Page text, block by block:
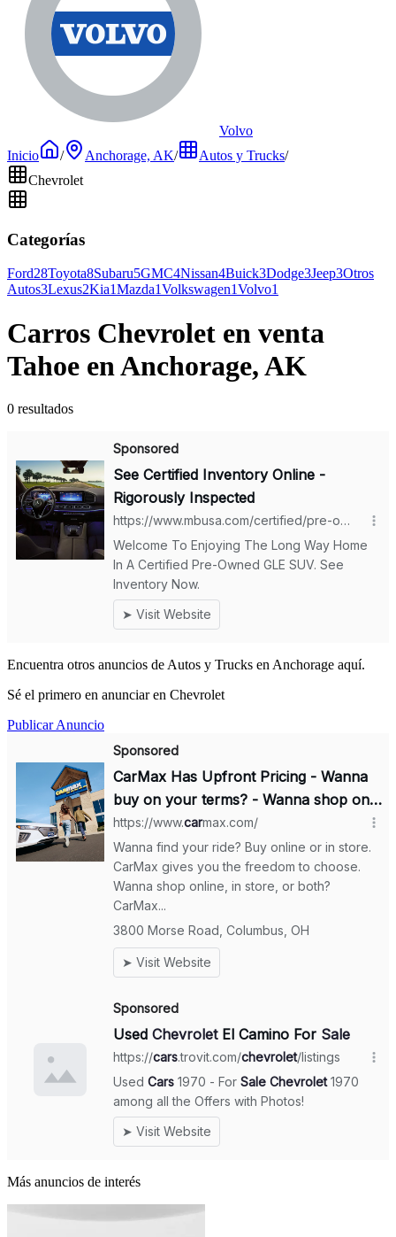
Volvo
Inicio
/ Anchorage, AK/ Autos y Trucks/
Chevrolet
Categorías
Ford28Toyota8Subaru5GMC4Nissan4Buick3Dodge3Jeep3Otros
Autos3Lexus2Kia1Mazda1Volkswagen1Volvo1
Carros Chevrolet en venta
Tahoe en Anchorage, AK
0 resultados
Encuentra otros anuncios de Autos y Trucks en Anchorage aquí.
Sé el primero en anunciar en Chevrolet
Publicar Anuncio
Más anuncios de interés